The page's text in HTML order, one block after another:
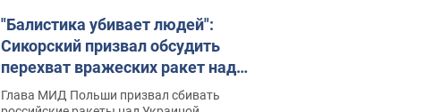
"Балистика убивает людей":
Сикорский призвал обсудить
перехват вражеских ракет над
Украиной
Глава МИД Польши призвал сбивать